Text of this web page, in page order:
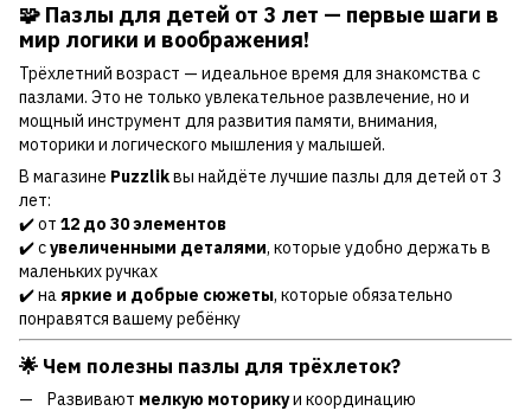
🧩 Пазлы для детей от 3 лет — первые шаги в
мир логики и воображения!
Трёхлетний возраст — идеальное время для знакомства с
пазлами. Это не только увлекательное развлечение, но и
мощный инструмент для развития памяти, внимания,
моторики и логического мышления у малышей.
В магазине Puzzlikвы найдёте лучшие пазлы для детей от 3
лет:
✔️ от 12 до 30 элементов
✔️ сувеличенными деталями, которые удобно держать в
маленьких ручках
✔️ на яркие и добрые сюжеты, которые обязательно
понравятся вашему ребёнку
🌟 Чем полезны пазлы для трёхлеток?
Развивают мелкую моторикуи координацию